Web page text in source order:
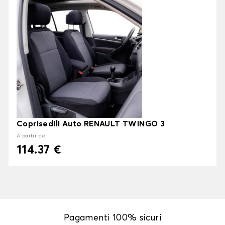
Coprisedili Auto RENAULT TWINGO 3
À partir de
114.37 €
Pagamenti 100% sicuri